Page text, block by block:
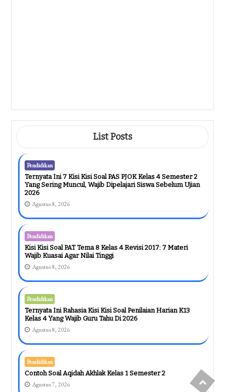
Muncul Di Ujian, Wajib Kamu Kuasai
Sebelum Terlambat!
List Posts
Pendidikan
Ternyata Ini 7 Kisi Kisi Soal PAS PJOK Kelas 4 Semester 2
Yang Sering Muncul, Wajib Dipelajari Siswa Sebelum Ujian
2026
Agustus 8, 2026
Pendidikan
Kisi Kisi Soal PAT Tema 8 Kelas 4 Revisi 2017: 7 Materi
Wajib Kuasai Agar Nilai Tinggi
Agustus 8, 2026
Pendidikan
Ternyata Ini Rahasia Kisi Kisi Soal Penilaian Harian K13
Kelas 4 Yang Wajib Guru Tahu Di 2026
Agustus 8, 2026
Pendidikan
Contoh Soal Aqidah Akhlak Kelas 1 Semester 2
Agustus 7, 2026